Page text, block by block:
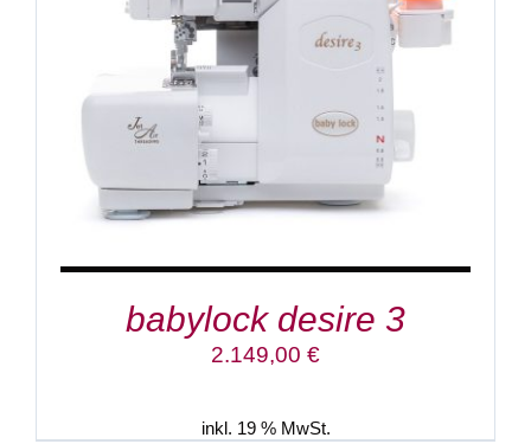
IN DEN WARENKORB DETAILS
babylock desire 3
2.149,00 €
inkl. 19 % MwSt.